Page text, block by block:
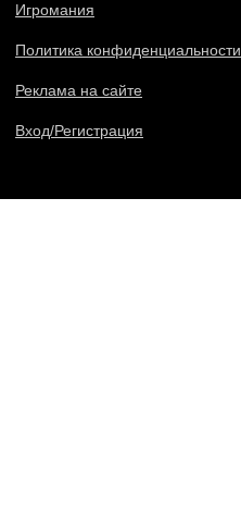
Игромания
Политика конфиденциальности
Реклама на сайте
Вход/Регистрация